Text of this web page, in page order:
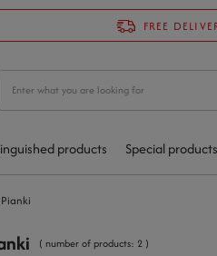
FREE
products Special products
( number of products: 2 )